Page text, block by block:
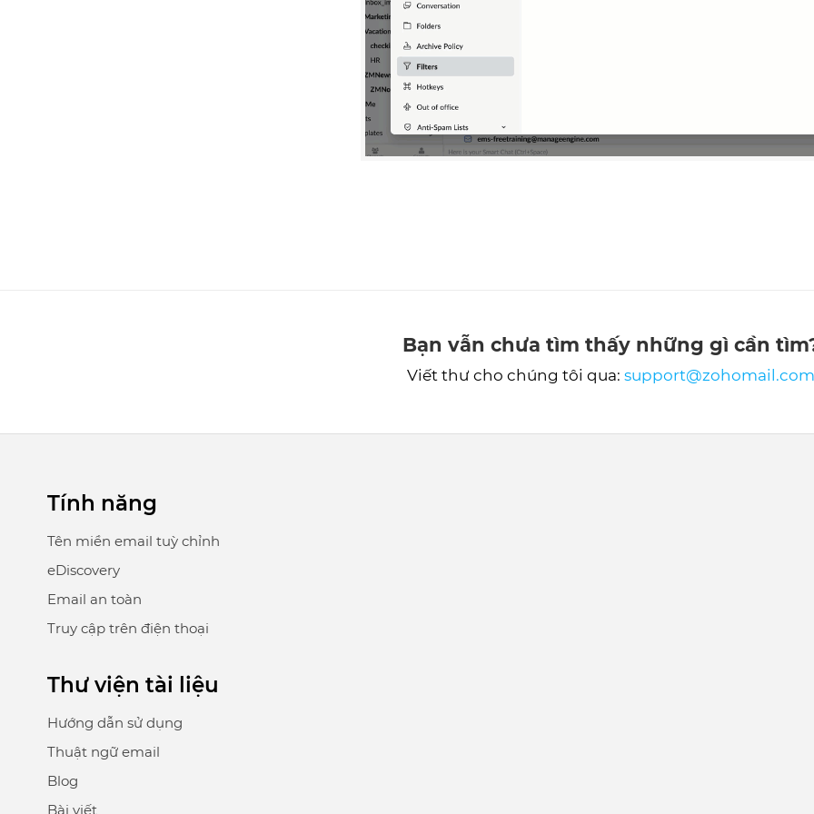
Bạn vẫn chưa tìm thấy những gì cần
Viết thư cho chúng tôi qua: support@zohomail.com
Tính năng
Tên miền email tuỳ chỉnh
eDiscovery
Email an toàn
Truy cập trên điện thoại
Thư viện tài liệu
Hướng dẫn sử dụng
Thuật ngữ email
Blog
Bài viết